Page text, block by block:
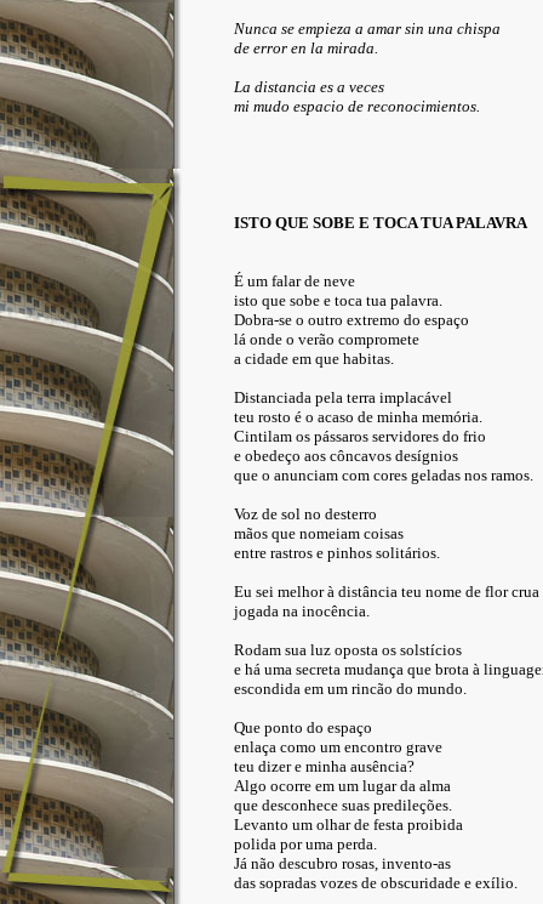
Nunca se empieza a amar sin una chispa
de error en la mirada.
La distancia es a veces
mi mudo espacio de reconocimientos.
ISTO QUE SOBE E TOCA TUA PALAVRA
É um falar de neve
isto que sobe e toca tua palavra.
Dobra-se o outro extremo do espaço
lá onde o verão compromete
a cidade em que habitas.
Distanciada pela terra implacável
teu rosto é o acaso de minha memória.
Cintilam os pássaros servidores do frio
e obedeço aos côncavos desígnios
que o anunciam com cores geladas nos ramos.
Voz de sol no desterro
mãos que nomeiam coisas
entre rastros e pinhos solitários.
Eu sei melhor à distância teu nome de flor crua
jogada na inocência.
Rodam sua luz oposta os solstícios
e há uma secreta mudança que brota à
escondida em um rincão do mundo.
Que ponto do espaço
enlaça como um encontro grave
teu dizer e minha ausência?
Algo ocorre em um lugar da alma
que desconhece suas predileções.
Levanto um olhar de festa proibida
polida por uma perda.
Já não descubro rosas, invento-as
das sopradas vozes de obscuridade e exílio.